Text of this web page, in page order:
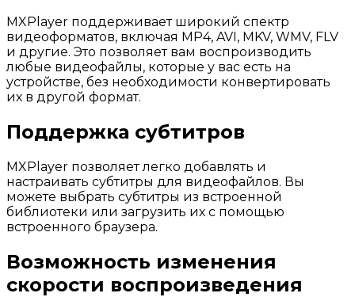
MXPlayer поддерживает широкий спектр
видеоформатов, включая MP4, AVI, MKV, WMV, FLV
и другие. Это позволяет вам воспроизводить
любые видеофайлы, которые у вас есть на
устройстве, без необходимости конвертировать
их в другой формат.
Поддержка субтитров
MXPlayer позволяет легко добавлять и
настраивать субтитры для видеофайлов. Вы
можете выбрать субтитры из встроенной
библиотеки или загрузить их с помощью
встроенного браузера.
Возможность изменения
скорости воспроизведения